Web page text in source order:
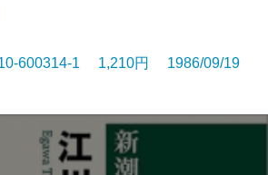
600314-1 1,210円 1986/09/19